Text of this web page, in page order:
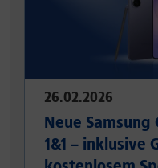
26.02.2026
Neue Samsung
1&1 – inklusive